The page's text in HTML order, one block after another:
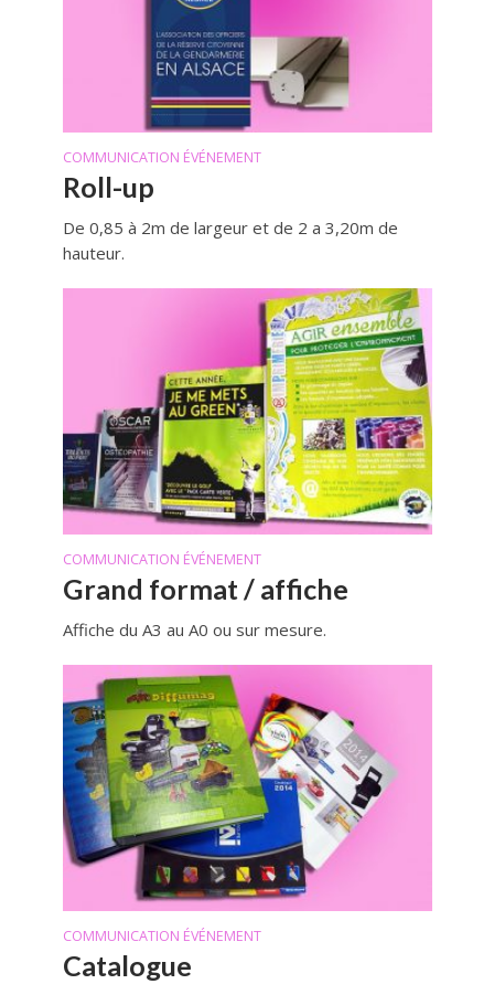
COMMUNICATION ÉVÉNEMENT
Roll-up
De 0,85 à 2m de largeur et de 2 a 3,20m de
hauteur.
COMMUNICATION ÉVÉNEMENT
Grand format / affiche
Affiche du A3 au A0 ou sur mesure.
COMMUNICATION ÉVÉNEMENT
Catalogue